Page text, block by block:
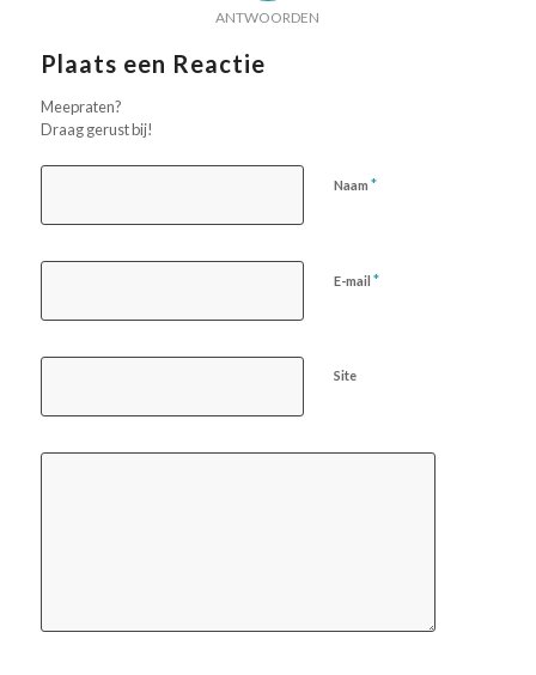
ANTWOORDEN
Plaats een Reactie
Meepraten?
Draag gerust bij!
Naam *
E-mail *
Site